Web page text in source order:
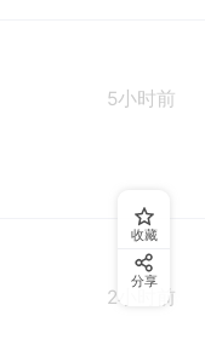
5小时前
2小时前
收藏
分享